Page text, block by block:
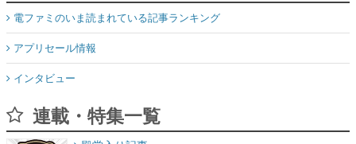
電ファミのいま読まれている記事ランキング
アプリセール情報
インタビュー
連載・特集一覧